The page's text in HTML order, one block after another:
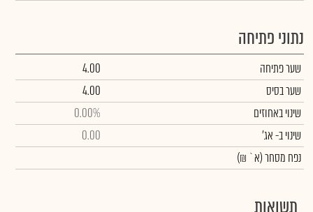
נתוני פתיחה
שער פתיחה
4.00
שער בסיס
4.00
שינוי באחוזים
0.00%
שינויב- אג'
0.00
נפח מסחר(א` ₪)